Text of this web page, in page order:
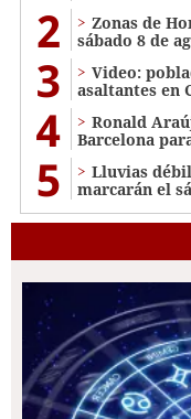
2
Zonas de
sábado 8 de
3
Video:
asaltantes en
4
Ronald
Barcelona
5
Lluvias
marcarán el